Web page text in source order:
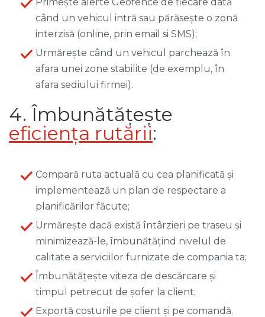
când un vehicul intră sau părăsește o zonă
interzisă (online, prin email si SMS);
Urmărește când un vehicul parchează în
afara unei zone stabilite (de exemplu, în
afara sediului firmei).
4. Îmbunătățește
eficiența rutării:
Compară ruta actuală cu cea planificată și
implementează un plan de respectare a
planificărilor făcute;
Urmărește dacă există întârzieri pe traseu și
minimizează-le, îmbunătățind nivelul de
calitate a serviciilor furnizate de compania ta;
Îmbunătățește viteza de descărcare și
timpul petrecut de șofer la client;
Exportă costurile pe client și pe comandă.